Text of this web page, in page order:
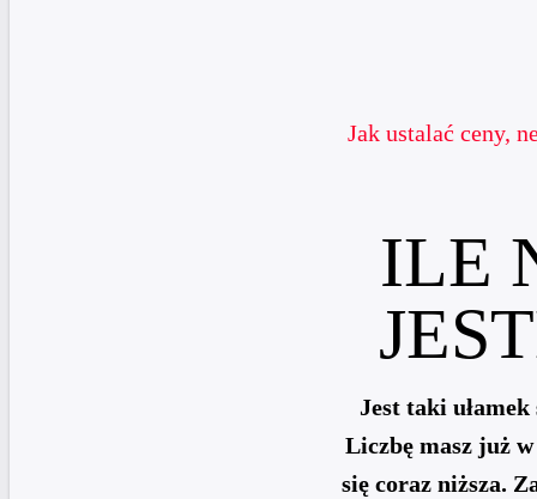
Jak ustalać ceny,
ILE
Jest taki
Liczbę masz już w
się coraz niższa.